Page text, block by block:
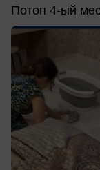
Потоп 4-ый